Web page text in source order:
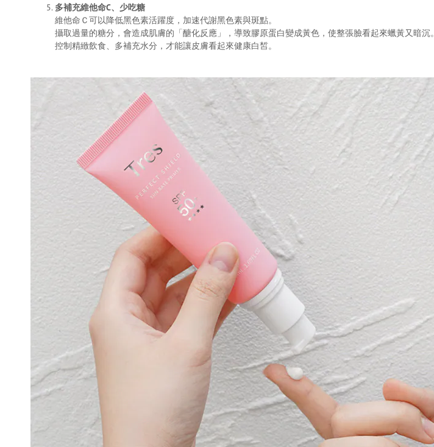
多補充維他命C、少吃糖
維他命Ｃ可以降低黑色素活躍度，加速代謝黑色素與斑點。
攝取過量的糖分，會造成肌膚的「醣化反應」，導致膠原蛋白變成黃色，使整張臉看起來蠟黃又暗沉。
控制精緻飲食、多補充水分，才能讓皮膚看起來健康白皙。